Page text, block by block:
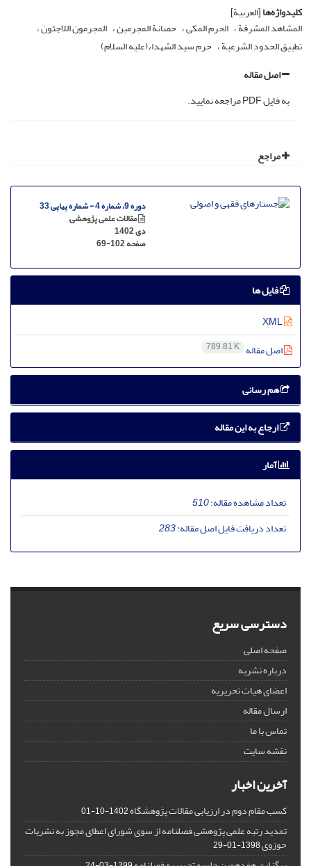
کلیدواژه‌ها[العربیة]
المشاهد المشرفة الحرم المکی حصانة المجرمین المجرمون اللاجئون
تطبیق الحدود الشرعیة حرم سید الشهداء(علیه السلام)
اصل مقاله
به فایل PDF مراجعه نمایید.
مراجع
دوره 9، شماره 4 - شماره پیاپی 33
مقالات علمی پژوهشی
دی 1402
صفحه69-102
فایل ها
اصل مقاله 789.81 K
هم رسانی
ارجاع به این مقاله
آمار
تعداد مشاهده مقاله:510
تعداد دریافت فایل اصل مقاله:283
دسترسی سریع
صفحه اصلی
درباره نشریه
اعضای هیات تحریریه
ارسال مقاله
تماس با ما
نقشه سایت
آخرین اخبار
کسب مقام دوم در ارزیابی مقالات پژوهشگاه1402-10-01
تمدید رتبه علمی پژوهشی فصلنامه از سوی شورای اعطای مجوز به نشریات
حوزوی1398-01-29